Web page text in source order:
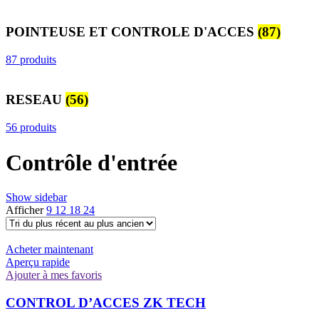
POINTEUSE ET CONTROLE D'ACCES (87)
87 produits
RESEAU (56)
56 produits
Contrôle d'entrée
Show sidebar
Afficher9 12 18 24
Acheter maintenant
Aperçu rapide
Ajouter à mes favoris
CONTROL D’ACCES ZK TECH